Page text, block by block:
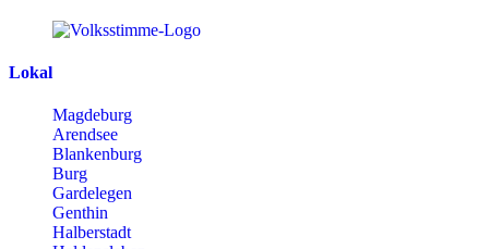
Lokal
Magdeburg
Arendsee
Blankenburg
Burg
Gardelegen
Genthin
Halberstadt